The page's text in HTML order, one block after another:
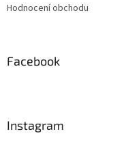
Hodnocení obchodu
Facebook
Instagram